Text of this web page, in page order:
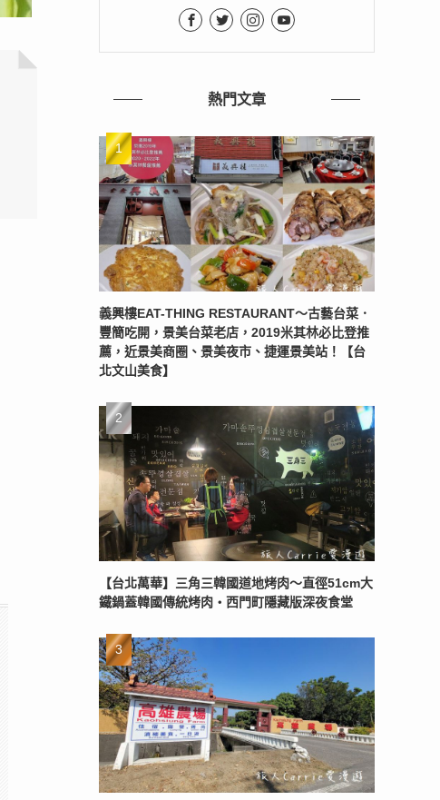
熱門文章
義興樓EAT-THING RESTAURANT〜古藝台菜．
豐簡吃開，景美台菜老店，2019米其林必比登推
薦，近景美商圈、景美夜市、捷運景美站！【台
北文山美食】
【台北萬華】三角三韓國道地烤肉～直徑51cm大
鐵鍋蓋韓國傳統烤肉‧西門町隱藏版深夜食堂